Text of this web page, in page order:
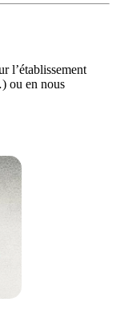
l’établissement
ou en nous